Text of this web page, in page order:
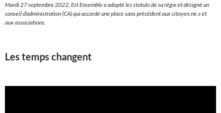
Mardi 27 septembre 2022, Est Ensemble a adopté les statuts de sa régie et désigné un
conseil d’administration (CA) qui accorde une place sans précédent aux citoyen.ne.s et
aux associations.
Les temps changent